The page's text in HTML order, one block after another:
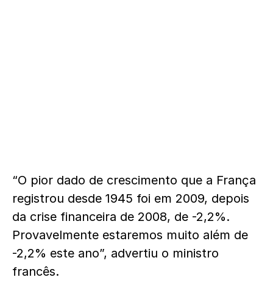
“O pior dado de crescimento que a França
registrou desde 1945 foi em 2009, depois
da crise financeira de 2008, de -2,2%.
Provavelmente estaremos muito além de
-2,2% este ano”, advertiu o ministro
francês.